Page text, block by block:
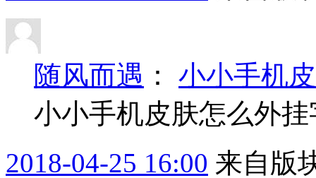
随风而遇 ： 小小手机
小小手机皮肤怎么外
2018-04-25 16:00 来自版